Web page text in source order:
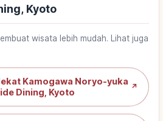
Kyoto
wisata lebih mudah. Lihat juga
Kamogawa Noryo-yuka
Dining, Kyoto
↗